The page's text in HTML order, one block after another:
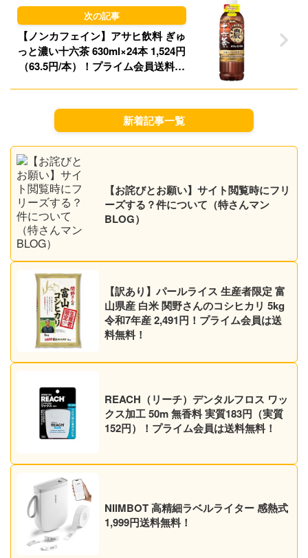
【ノンカフェイン】アサヒ飲料 ぎゅ
っと濃い十六茶 630ml×24本 1,524円
（63.5円/本）！プライム会員送料無
新着記事一覧
【お詫びとお願い】サイト閲覧時にフリ
ーズする？件について（特さんマン
BLOG）
【訳あり】パールライス 生産者限定 富
山県産 白米 関野さんのコシヒカリ 5kg
令和7年産 2,491円！プライム会員は送
料無料！
REACH（リーチ）デンタルフロス ワッ
クス加工 50m 無香料 実質183円（実質
152円）！プライム会員は送料無料！
NIIMBOT 高精細ラベルライター 感熱式
1,999円送料無料！